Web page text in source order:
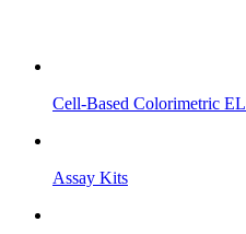
Cell-Based Colorimetric
Assay Kits